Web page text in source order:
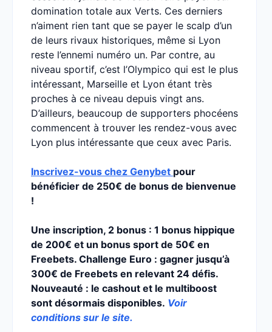
domination totale aux Verts. Ces derniers
n’aiment rien tant que se payer le scalp d’un
de leurs rivaux historiques, même si Lyon
reste l’ennemi numéro un. Par contre, au
niveau sportif, c’est l’Olympico qui est le plus
intéressant, Marseille et Lyon étant très
proches à ce niveau depuis vingt ans.
D’ailleurs, beaucoup de supporters phocéens
commencent à trouver les rendez-vous avec
Lyon plus intéressante que ceux avec Paris.
Inscrivez-vous chez Genybet pour
bénéficier de 250€ de bonus de bienvenue
!
Une inscription, 2 bonus : 1 bonus hippique
de 200€ et un bonus sport de 50€ en
Freebets. Challenge Euro : gagner jusqu’à
300€ de Freebets en relevant 24 défis.
Nouveauté : le cashout et le multiboost
sont désormais disponibles. Voir
conditions sur le site.